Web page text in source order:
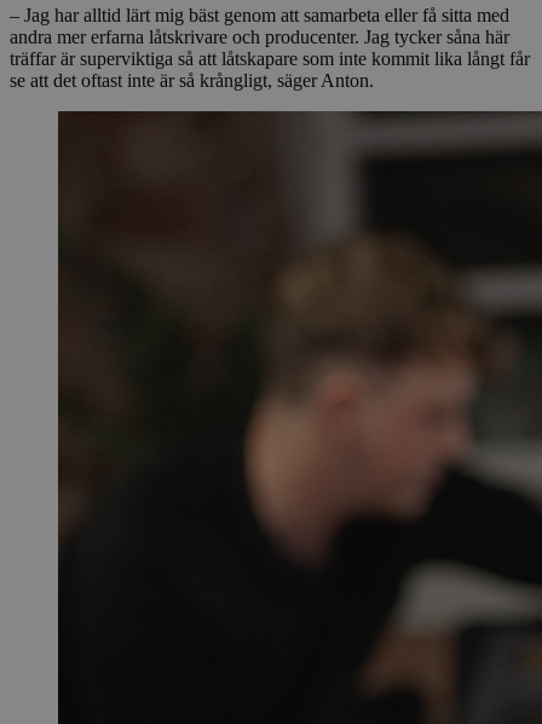
– Jag har alltid lärt mig bäst genom att samarbeta eller få sitta med
andra mer erfarna låtskrivare och producenter. Jag tycker såna här
träffar är superviktiga så att låtskapare som inte kommit lika långt får
se att det oftast inte är så krångligt, säger Anton.